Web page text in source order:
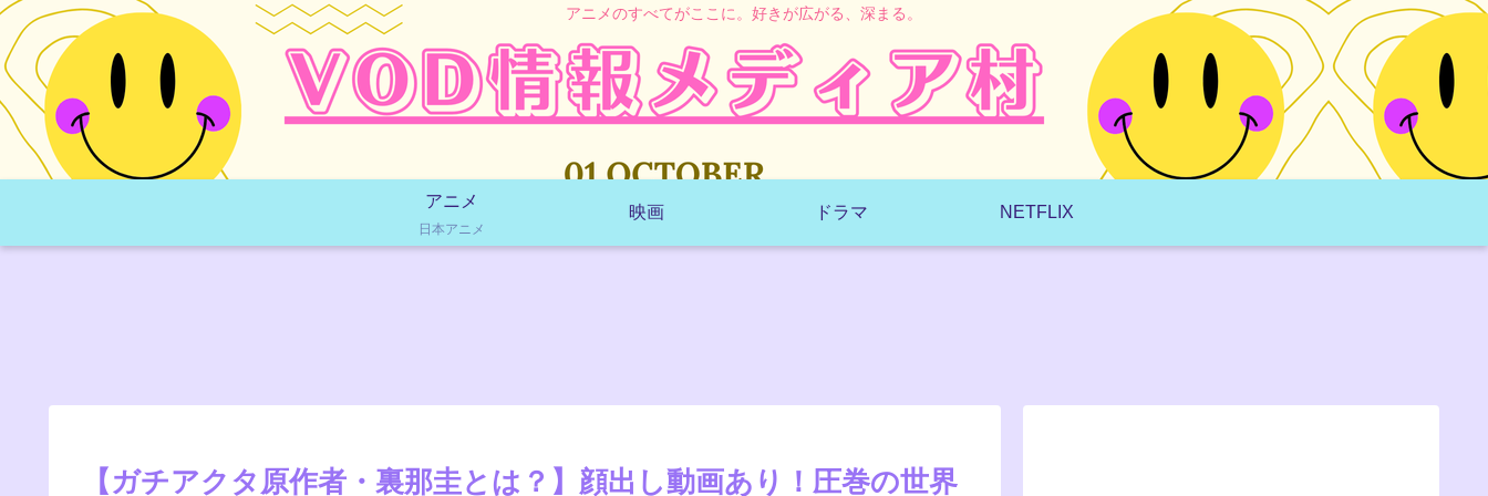
アニメのすべてがここに。好きが広がる、深まる。
アニメ
日本アニメ
映画 ドラマ NETFLIX
【ガチアクタ原作者・裏那圭とは？】顔出し動画あり！圧巻の世界